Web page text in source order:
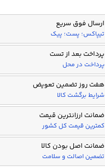
ارسال فوق سریع
تیپاکس؛ پست؛ پیک
پرداخت بعد از تست
پرداخت در محل
هفت روز تضمین تعویض
شرایط برگشت کالا
ضمانت ارزانترین قیمت
کمترین قیمت کل کشور
ضمانت اصل بودن کالا
تضمین اصالت و سلامت